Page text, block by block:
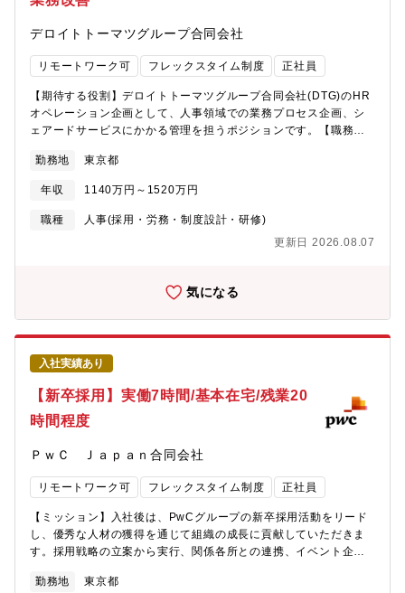
最適なメンバーを調整・配置・スタッフの配属期間や稼働時間を
管理し、専用システムへ情報を登録・更新・人員の稼働状況を分
析し、課題の把握や改善提案を実施・プロジェクト責任者や各部
まな部署とコミュニケーションを取りながら、人とプロジェクト
をつなぐ役割を担うポジションです。人と関わることが好きな方
や、調整・サポート業務にやりがいを感じる方が活躍していま
す。■組織構成全体で40～50名規模1チームあたり8～10名程度※
り、担当部門は選考の途中で決定します。■働き方・実働7時間・
30～40時間程度※週1日出社あり※子育て中の方も安心して業務
を遂行できる環境です。※働くママさん、パパさん大活躍中で
んだ後には、将来的にHRBPや人材開発、組織開発等の他の
適な人員配置を行うことで、プロジェクトの成功や会社全体の生
ント層、現場と近い距離で仕事ができます。・数字に追われるこ
となく、本質的な人材マネジメントに集中できます。・人員配置
や稼働管理だけでなく、人材育成やキャリア形成、タレントマネ
ジメントの視点も身につけることができ、将来的にはHRBPや人
事企画など幅広いキャリアにもつながります。・裁量を持って主
体的に業務改善へ取り組めます。・高い調整力・コミュニケーシ
ョン力が身につきます。※一人ひとりのスタッフの予定を正確に
把握することが必要なことから、専用アプリケーションへの入
力、登録といったオペレーショナルな業務も発生します。※ポジ
ションの性質上ビジネスに近いところからスタートいただけるた
デロイトトーマツグループ合同会社
リモートワーク可 フレックスタイム制度 正社員
【期待する役割】デロイトトーマツグループ合同会社(DTG)のHR
オペレーション企画として、人事領域での業務プロセス企画、シ
ェアードサービスにかかる管理を担うポジションです。【職務内
（システム導入含む)業務改善/改革のLeadまたはLeaderの支援や
PMOを担当20%：シェアードサービスにかかるベンダーとの調
整・品質/工数管理【魅力】HRオペレーション領域における幅広い
知識・スキルや経験、業務プロセスにとどまらない企画推進力を
のでキャリアの幅を広げることができます。【キャリアパス】オ
ド、HRBPなどのポジションへのキャリアパスが想定されます。
【募集背景】人員配置転換に伴う募集。【組織構成】数十名規模
【企業について】■DTGについてデロイト トーマツ グループ合同
会社は、デロイト トーマツ グループの経営基盤となる経営企画・
人事・経理・IT・マーケティング・リスクマネジメントなどに関
わるコーポレート機能を一元的に担っています。グループ全体の
経営戦略の策定から実行・運用までを一気通貫で、機動的かつ統
合的に推進しています。■働き方当社では、組織としてのパフォー
マンスの最大化を目指し、対面コミュニケーションを通じた最適
を実現するため、 週2日以上のオフィスへの出社勤務と在宅勤務
を併用するハイブリッドワークとしております。また、「深夜早
朝メール送信配慮」として、原則20:00から翌朝8:00のメール送
には会議を設定せず、自身の担当業務、1週間のまとめ・翌週の準
備等のために集中して仕事と向き合える時間帯として確保する。
働き方改革の一環として、様々な状況にある方にも長期的なキャ
リアを築いてもらうため、「育児や介護と仕事を両立するための
勤務地 東京都
年収 1140万円～1520万円
職種
人事(採用・労務・制度設計・研修)
更新日 2026.08.07
気になる
入社実績あり
【新卒採用】実働7時間/基本在宅/残業20
時間程度
ＰｗＣ Ｊａｐａｎ合同会社
リモートワーク可 フレックスタイム制度 正社員
【ミッション】入社後は、PwCグループの新卒採用活動をリード
し、優秀な人材の獲得を通じて組織の成長に貢献していただきま
す。採用戦略の立案から実行、関係各所との連携、イベント企
割を期待しています。【期待する役割】PwCコンサルティング合
勤務地 東京都